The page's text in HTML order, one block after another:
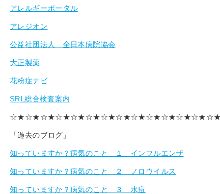
アレルギーポータル
アレジオン
公益社団法人 全日本病院協会
大正製薬
花粉症ナビ
SRL総合検査案内
「過去のブログ」
知っていますか？病気のこと １ インフルエンザ
知っていますか？病気のこと ２ ノロウイルス
知っていますか？病気のこと ３ 水痘